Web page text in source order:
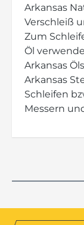
Arkansas
Verschleiß
Zum
Öl
Arkansas
Arkansas
Schleifen
Messern